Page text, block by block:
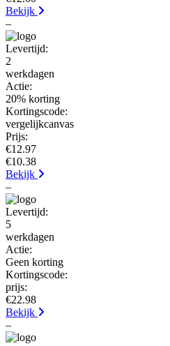
Bekijk
–
Levertijd:
2
werkdagen
Actie:
20% korting
Kortingscode:
vergelijkcanvas
Prijs:
€12.97
€10.38
Bekijk
–
Levertijd:
5
werkdagen
Actie:
Geen korting
Kortingscode:
prijs:
€22.98
Bekijk
–